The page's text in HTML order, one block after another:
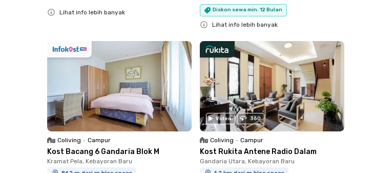
Lihat info lebih banyak Diskon sewa min. 12 Bulan
Lihat info lebih banyak
Coliving • Campur
Kost Bacang 6 Gandaria Blok M
Kramat Pela, Kebayoran Baru
Video 360
Coliving • Campur
Kost Rukita Antene Radio Dalam
Gandaria Utara, Kebayoran Baru